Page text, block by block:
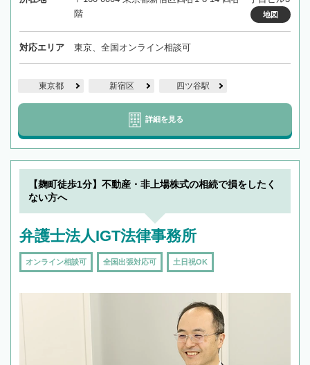
階
地図
対応エリア 東京、全国オンライン相談可
東京都 新宿区 四ツ谷駅
詳細を見る
【麹町徒歩1分】不動産・非上場株式の相続で損をしたく
ない方へ
弁護士法人IGT法律事務所
オンライン相談可 全国出張対応可 土日祝OK